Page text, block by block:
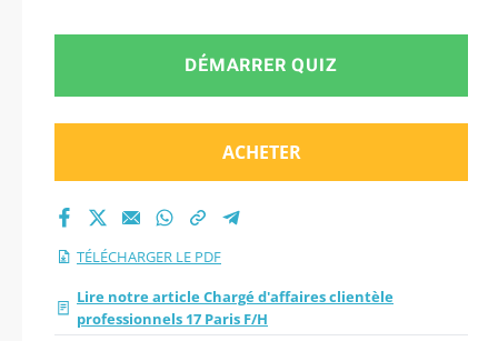
DÉMARRER QUIZ
ACHETER
TÉLÉCHARGER LE PDF
Lire notre article Chargé d'affaires clientèle
professionnels 17 Paris F/H